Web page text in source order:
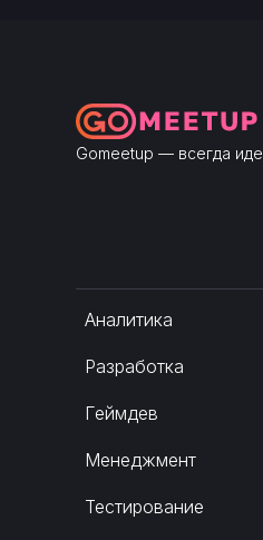
Gomeetup — всегда
Аналитика
Разработка
Геймдев
Менеджмент
Тестирование